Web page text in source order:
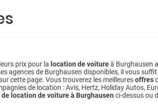
prix pour la location de voitureà Burghausen
agences de Burghausen disponibles, il vous
cette page. Vous trouverez les meilleuresoffres
de location : Avis, Hertz, Holiday Autos,
location de voiture à Burghausen ci-dessus ou